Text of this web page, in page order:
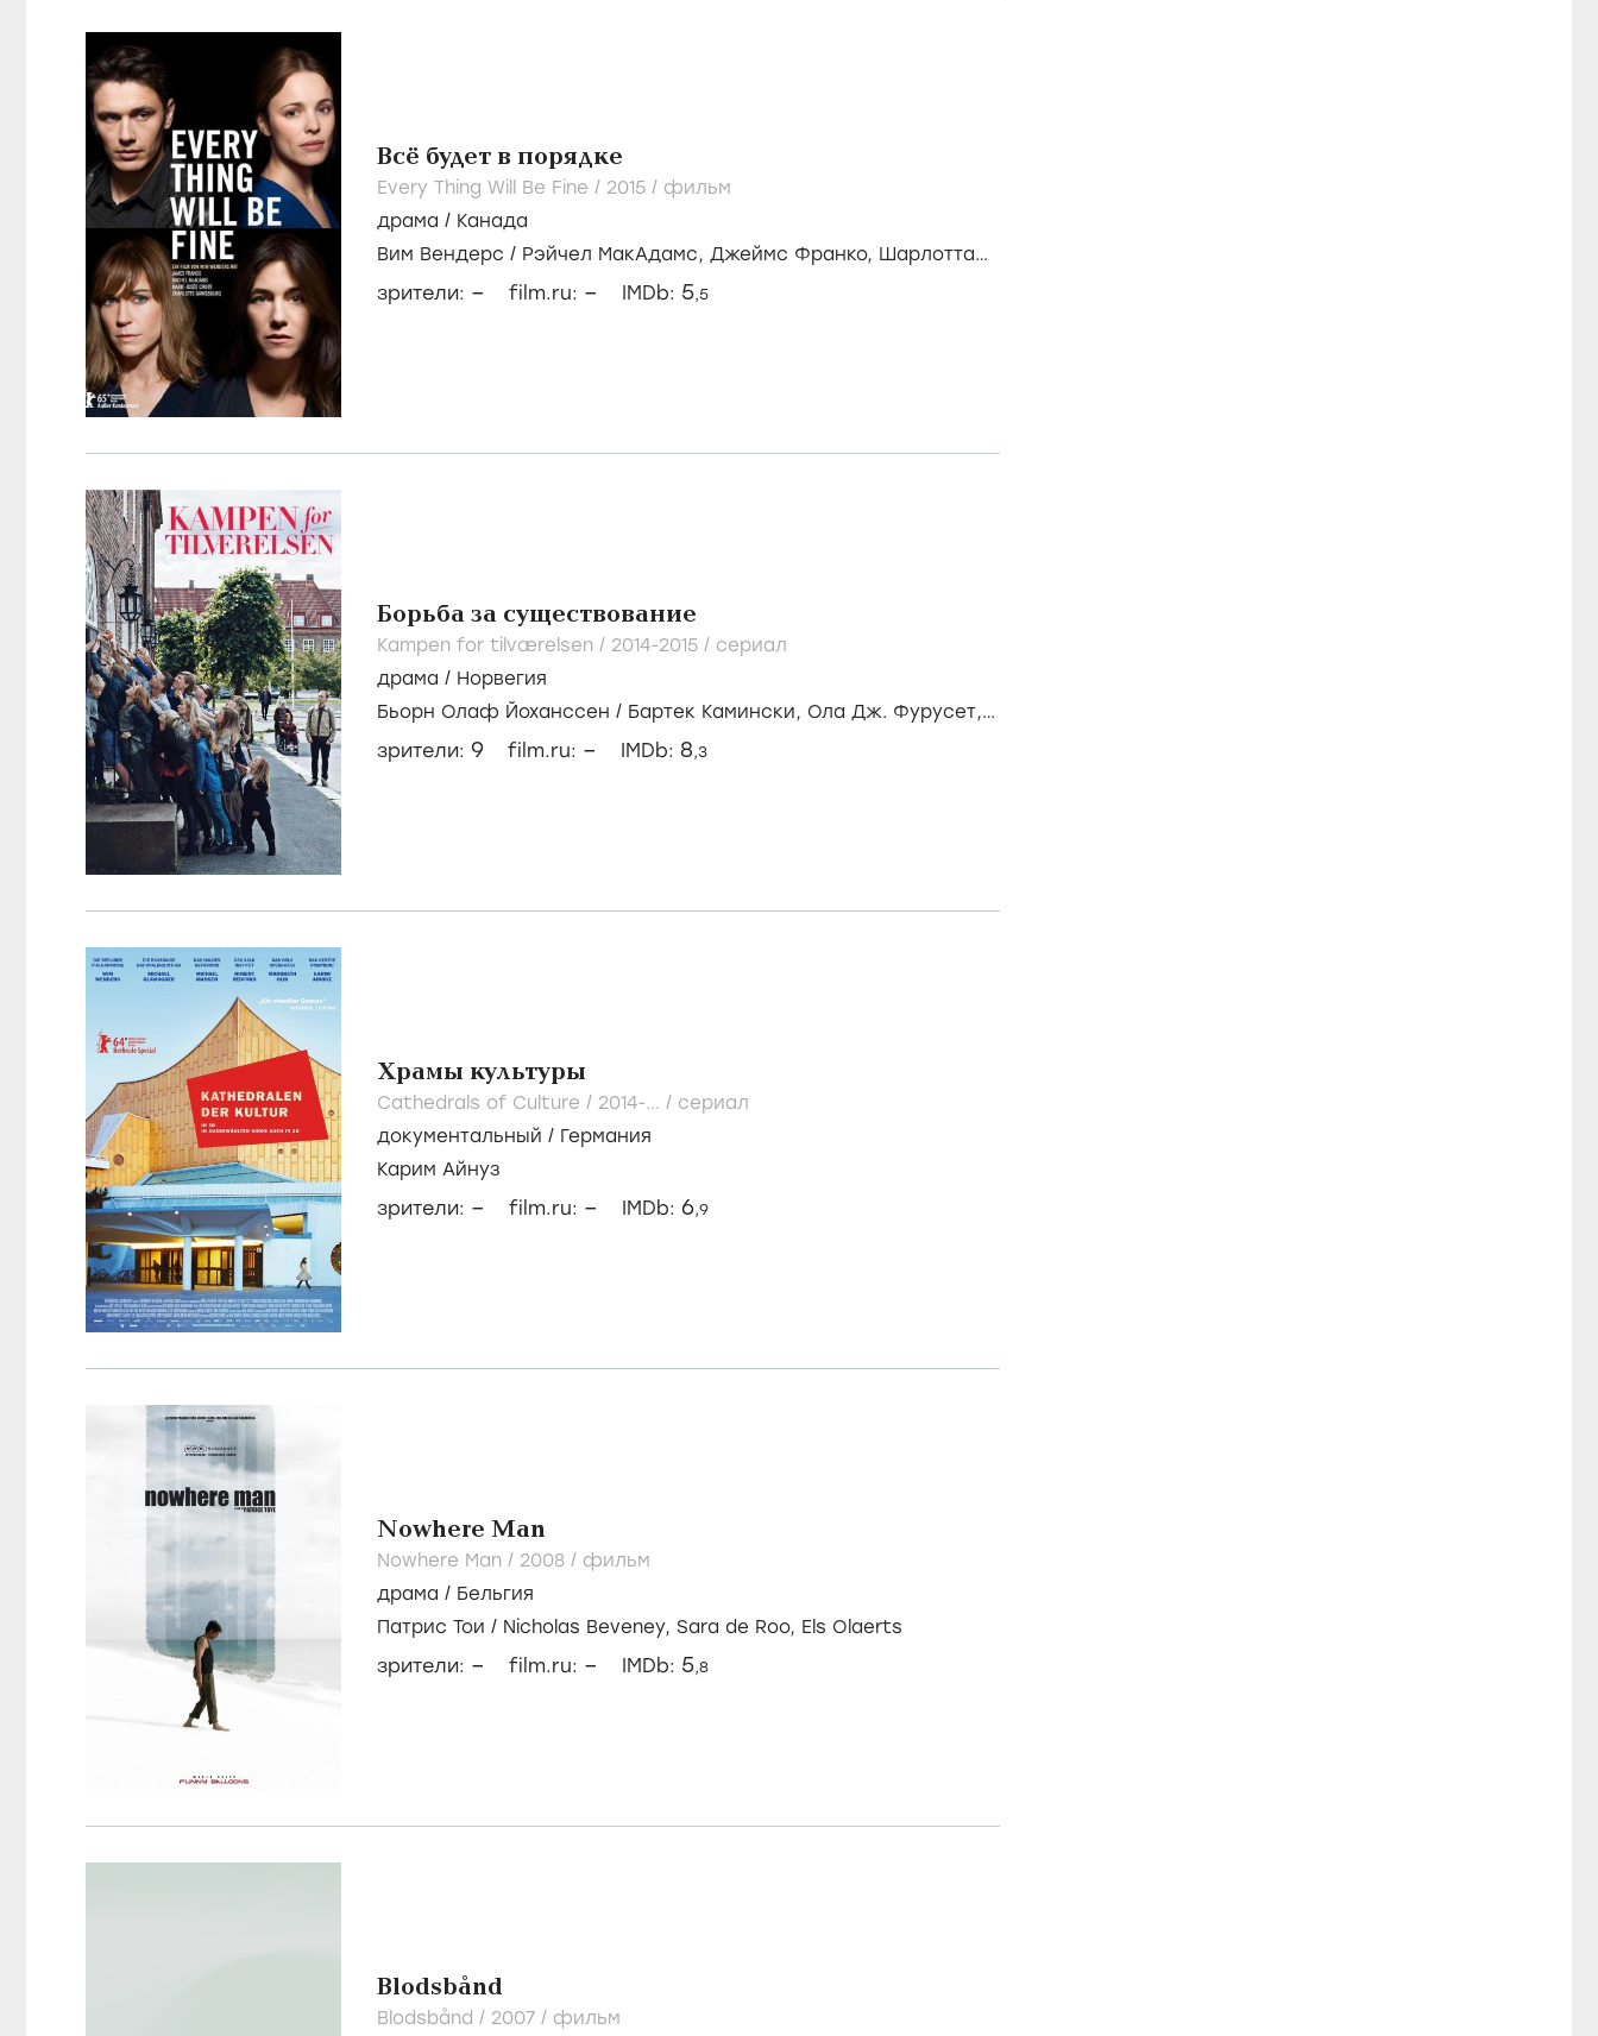
Всё будет в порядке
Every Thing Will Be Fine / 2015 / фильм
драма / Канада
Вим Вендерс / Рэйчел МакАдамс, Джеймс Франко, Шарлотта
зрители: – film.ru: – IMDb: 5,5
Борьба за существование
Kampen for tilværelsen / 2014-2015 / сериал
драма / Норвегия
Бьорн Олаф Йоханссен / Бартек Камински, Ола Дж. Фурусет,
зрители: 9 film.ru: – IMDb: 8,3
Храмы культуры
Cathedrals of Culture / 2014-... / сериал
документальный / Германия
Карим Айнуз
зрители: – film.ru: – IMDb: 6,9
Nowhere Man
Nowhere Man / 2008 / фильм
драма / Бельгия
Патрис Тои / Nicholas Beveney, Sara de Roo, Els Olaerts
зрители: – film.ru: – IMDb: 5,8
Blodsbånd
Blodsbånd / 2007 / фильм